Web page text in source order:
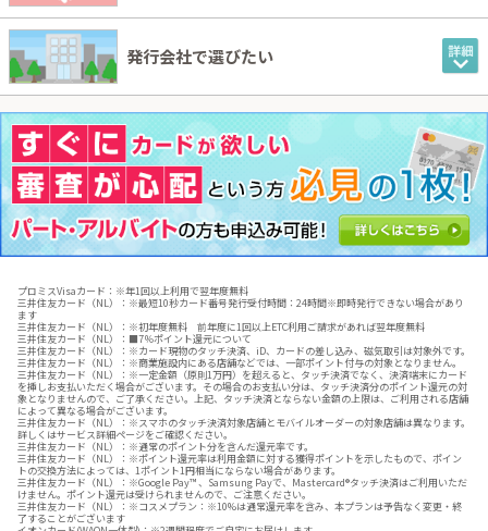
発行会社で選びたい
プロミスVisaカード：※年1回以上利用で翌年度無料
三井住友カード（NL）：※最短10秒カード番号発行受付時間：24時間※即時発行できない場合があり
ます
三井住友カード（NL）：※初年度無料 前年度に1回以上ETC利用ご請求があれば翌年度無料
三井住友カード（NL）：■7％ポイント還元について
三井住友カード（NL）：※カード現物のタッチ決済、iD、カードの差し込み、磁気取引は対象外です。
三井住友カード（NL）：※商業施設内にある店舗などでは、一部ポイント付与の対象となりません。
三井住友カード（NL）：※一定金額（原則1万円）を超えると、タッチ決済でなく、決済端末にカード
を挿しお支払いただく場合がございます。その場合のお支払い分は、タッチ決済分のポイント還元の対
象となりませんので、ご了承ください。上記、タッチ決済とならない金額の上限は、ご利用される店舗
によって異なる場合がございます。
三井住友カード（NL）：※スマホのタッチ決済対象店舗とモバイルオーダーの対象店舗は異なります。
詳しくはサービス詳細ページをご確認ください。
三井住友カード（NL）：※通常のポイント分を含んだ還元率です。
三井住友カード（NL）：※ポイント還元率は利用金額に対する獲得ポイントを示したもので、ポイン
トの交換方法によっては、1ポイント1円相当にならない場合があります。
三井住友カード（NL）：※Google Pay™ 、Samsung Payで、Mastercard®タッチ決済はご利用いただ
けません。ポイント還元は受けられませんので、ご注意ください。
三井住友カード（NL）：※コスメプラン：※10%は通常還元率を含み、本プランは予告なく変更・終
了することがございます